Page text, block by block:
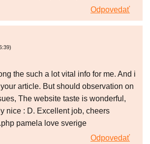
Odpovedať
)
the such a lot vital info for me. And i
article. But should observation on
The website taste is wonderful,
nice : D. Excellent job, cheers
pamela love sverige
Odpovedať